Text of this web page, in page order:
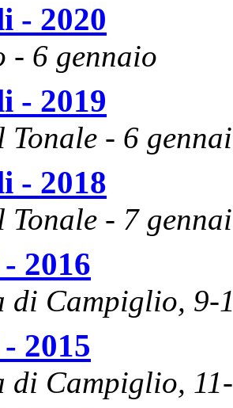
- 2020
- 6 gennaio
- 2019
Tonale - 6
- 2018
Tonale - 7
2016
di Campiglio, 9-
2015
di Campiglio,